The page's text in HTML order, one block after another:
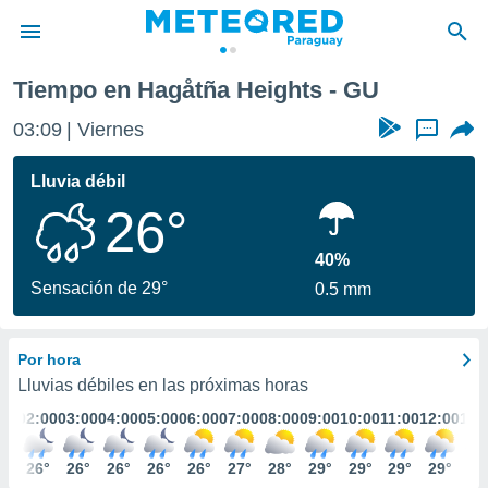
de
ha
para
que se
calidad.
a este
las
y
digital
basada
Tiempo en Hagåtña Heights - GU
03:09 Viernes ...
Lluvia débil
26°
Sensación de 29°
40%
0.5 mm
Por hora
Lluvias débiles en las próximas horas
02:00
26°
03:00
26°
04:00
26°
05:00
26°
06:00
26°
07:00
27°
08:00
28°
09:00
29°
10:00
29°
11:00
29°
12:00
29°